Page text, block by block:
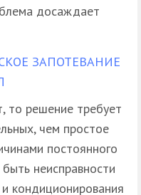
досаждает
ЗАПОТЕВАНИЕ
то решение требует
чем простое
постоянного
неисправности
кондиционирования